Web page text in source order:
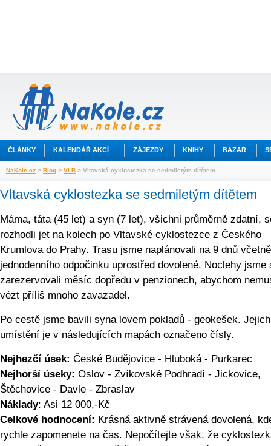
ČLÁNKY KALENDÁŘ AKCÍ ZÁJEZDY KNIHY BAZAR
NaKole.cz > Blog > VLB > Vltavská cyklostezka se sedmiletým dítětem
Vltavská cyklostezka se sedmiletým dítětem
Máma, táta (45 let) a syn (7 let), všichni průměrně zdatní,
rozhodli jet na kolech po Vltavské cyklostezce z Českého
Krumlova do Prahy. Trasu jsme naplánovali na 9 dnů včetně
jednodenního odpočinku uprostřed dovolené. Noclehy jsme
zarezervovali měsíc dopředu v penzionech, abychom
vézt příliš mnoho zavazadel.
Po cestě jsme bavili syna lovem pokladů - geokešek. Jejich
umístění je v následujících mapách označeno čísly.
Nejhezčí úsek: České Budějovice - Hluboká - Purkarec
Nejhorší úseky: Oslov - Zvíkovské Podhradí - Jickovice,
Štěchovice - Davle - Zbraslav
Náklady: Asi 12 000,-Kč
Celkové hodnocení: Krásná aktivně strávená dovolená,
rychle zapomenete na čas. Nepočítejte však, že